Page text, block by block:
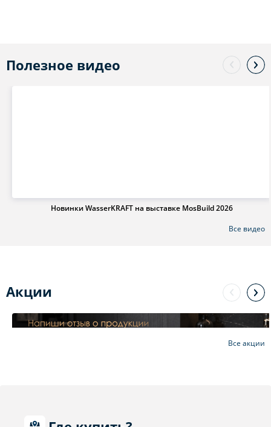
Полезное видео
Новинки WasserKRAFT на выставке MosBuild 2026
Все видео
Акции
Все акции